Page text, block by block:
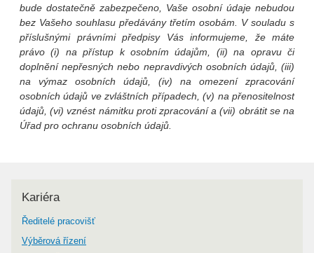
bude dostatečně zabezpečeno, Vaše osobní údaje nebudou
bez Vašeho souhlasu předávány třetím osobám. V souladu s
příslušnými právními předpisy Vás informujeme, že máte
právo (i) na přístup k osobním údajům, (ii) na opravu či
doplnění nepřesných nebo nepravdivých osobních údajů, (iii)
na výmaz osobních údajů, (iv) na omezení zpracování
osobních údajů ve zvláštních případech, (v) na přenositelnost
údajů, (vi) vznést námitku proti zpracování a (vii) obrátit se na
Úřad pro ochranu osobních údajů.
Kariéra
Ředitelé pracovišť
Výběrová řízení